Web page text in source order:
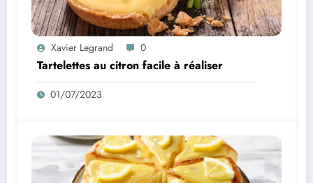
Xavier Legrand 0
Tartelettes au citron facile à réaliser
01/07/2023